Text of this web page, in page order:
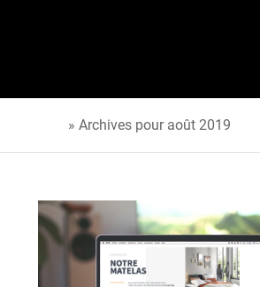
»Archives pour août 2019